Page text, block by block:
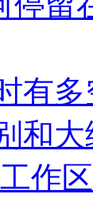
有
和
作